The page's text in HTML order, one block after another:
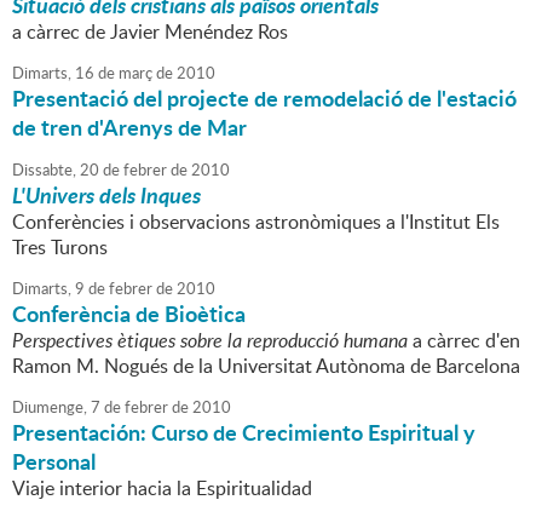
a càrrec de Javier Menéndez Ros
Dimarts, 16 de marçde2010
Presentació del projecte de remodelació de l'estació
de tren d'Arenys de Mar
Dissabte,20 defebrerde2010
L'Univers dels Inques
Conferències i observacions astronòmiques a l'Institut Els
Tres Turons
Dimarts,9 defebrerde2010
Conferència de Bioètica
Perspectives ètiques sobre la reproducció humanaa càrrec d'en
Ramon M. Nogués de la Universitat Autònoma de Barcelona
Diumenge,7 defebrerde2010
Presentación: Curso de Crecimiento Espiritual y
Personal
Viaje interior hacia la Espiritualidad